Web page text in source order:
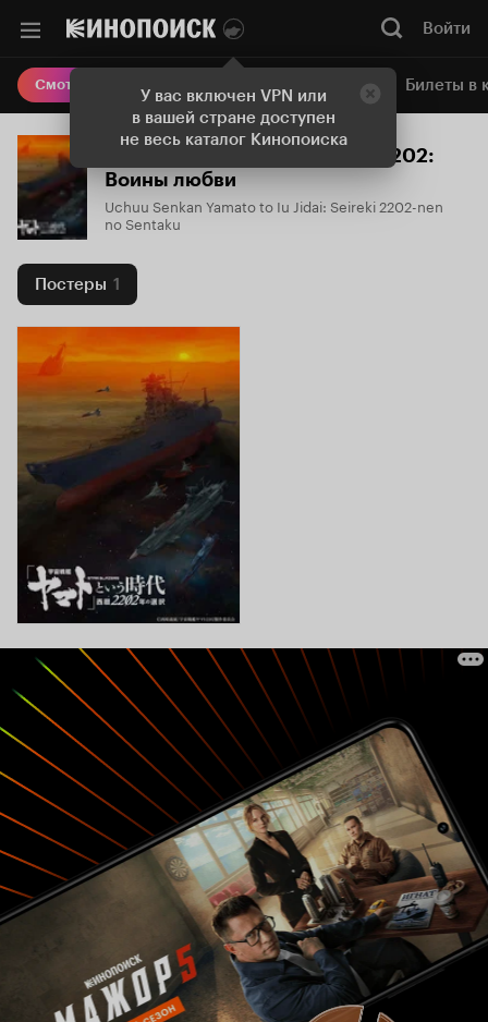
У вас включен VPN или
в вашей стране доступен
не весь каталог Кинопоиска
Войти
Смотреть кино Онлайн-кинотеатр Билеты в
Космический линкор Ямато 2202:
Воины любви
Uchuu Senkan Yamato to Iu Jidai: Seireki 2202-nen
no Sentaku
Постеры 1